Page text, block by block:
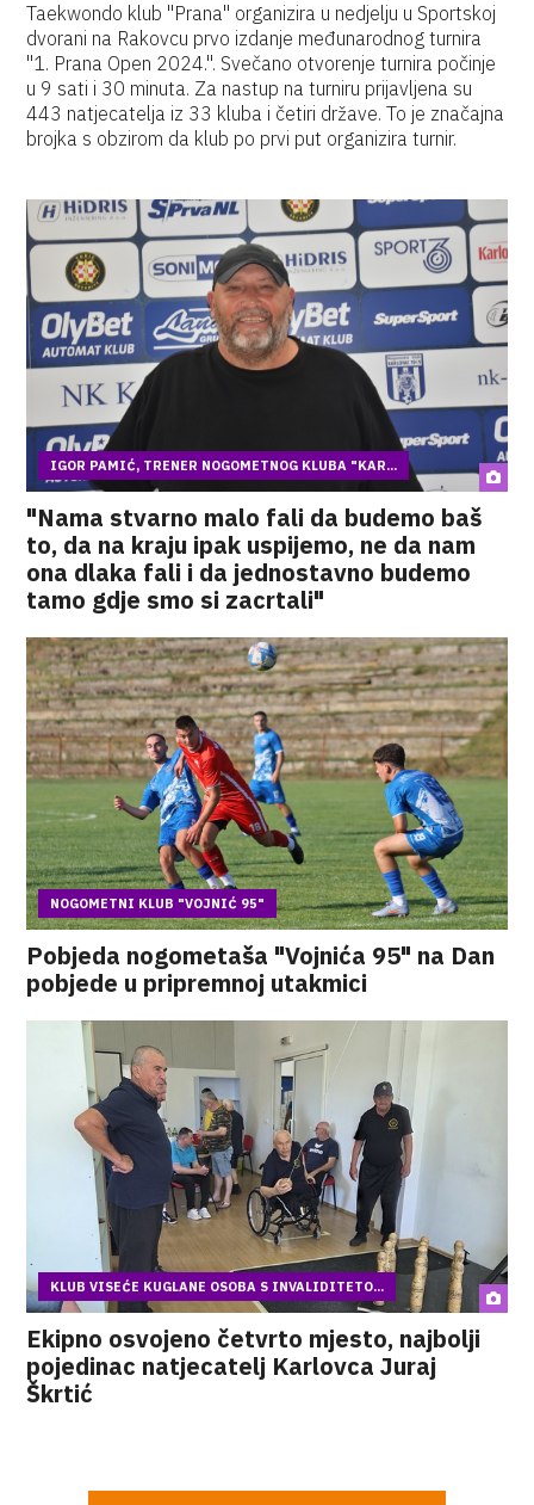
Taekwondo klub "Prana" organizira u nedjelju u Sportskoj
dvorani na Rakovcu prvo izdanje međunarodnog turnira
"1. Prana Open 2024.". Svečano otvorenje turnira počinje
u 9 sati i 30 minuta. Za nastup na turniru prijavljena su
443 natjecatelja iz 33 kluba i četiri države. To je značajna
brojka s obzirom da klub po prvi put organizira turnir.
IGOR PAMIĆ, TRENER NOGOMETNOG KLUBA "KAR...
"Nama stvarno malo fali da budemo baš
to, da na kraju ipak uspijemo, ne da nam
ona dlaka fali i da jednostavno budemo
tamo gdje smo si zacrtali"
NOGOMETNI KLUB "VOJNIĆ 95"
Pobjeda nogometaša "Vojnića 95" na Dan
pobjede u pripremnoj utakmici
KLUB VISEĆE KUGLANE OSOBA S INVALIDITETO...
Ekipno osvojeno četvrto mjesto, najbolji
pojedinac natjecatelj Karlovca Juraj
Škrtić